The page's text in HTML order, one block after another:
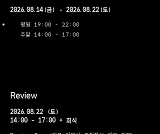
2026.08.14(금) - 2026.08.22(토)
평일 19:00 - 22:00
주말 14:00 - 17:00
Review
2026.08.22 (토)
14:00 - 17:00 + 회식